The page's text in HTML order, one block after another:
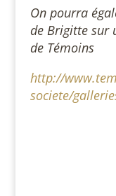
On pourra
de Brigitte sur
de Témoins
http://
societe/